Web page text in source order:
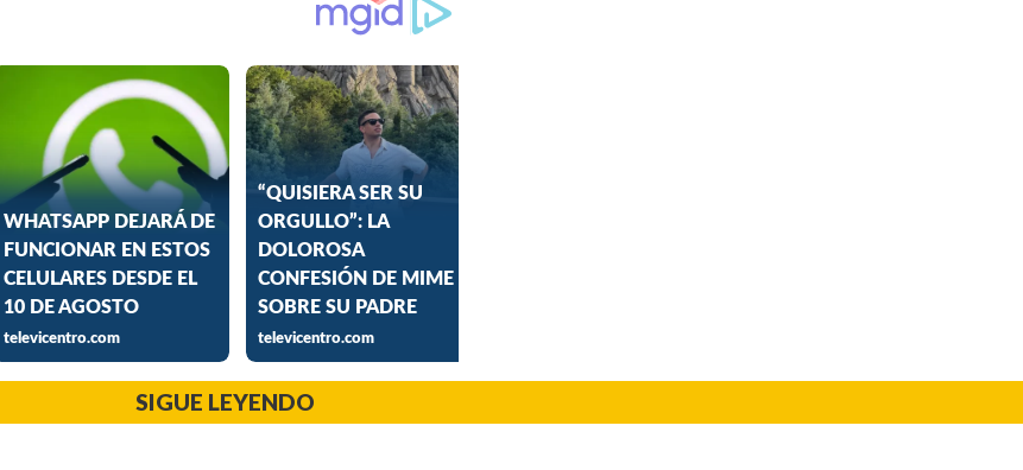
SIGUE LEYENDO